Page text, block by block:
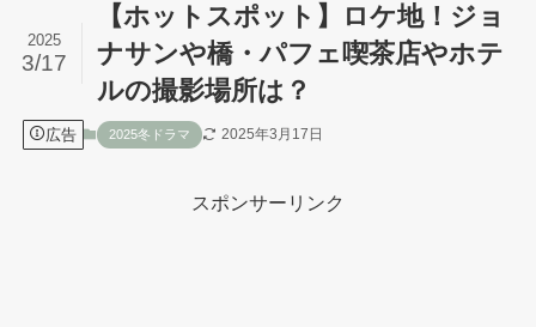
【ホットスポット】ロケ地！ジョ
ナサンや橋・パフェ喫茶店やホテ
ルの撮影場所は？
2025
3/17
広告 2025冬ドラマ 2025年3月17日
スポンサーリンク